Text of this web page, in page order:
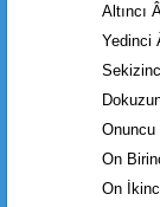
Altıncı
Yedinci
Onuncu
On
On